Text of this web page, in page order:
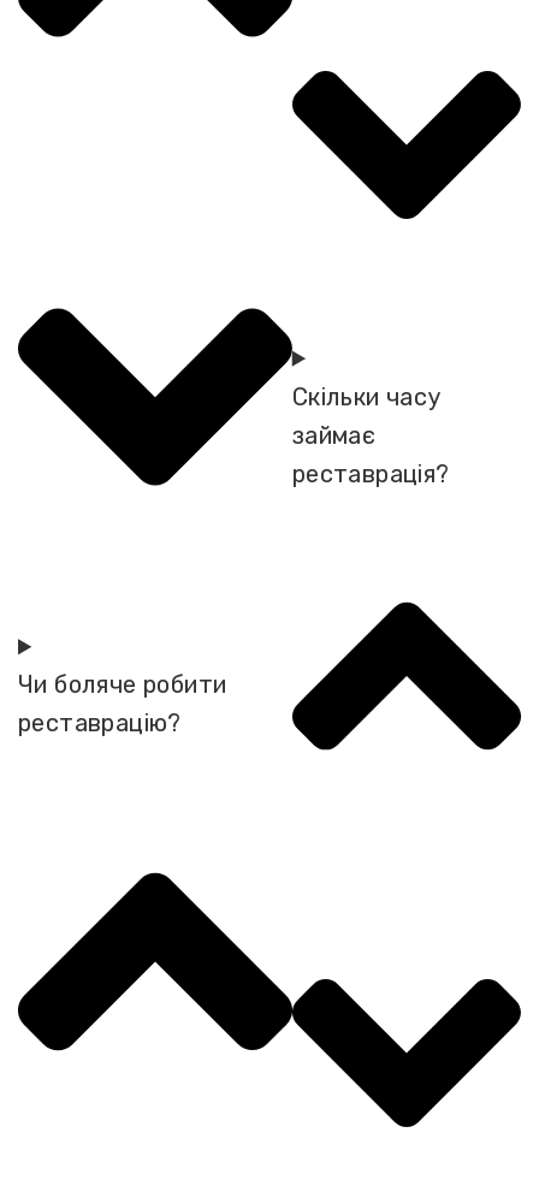
Чи боляче робити
реставрацію?
Скільки часу
займає
реставрація?